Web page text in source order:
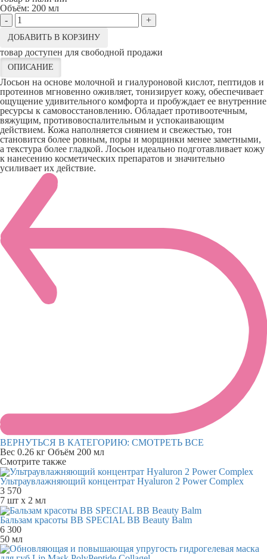
Объём: 200 мл
-
+
ДОБАВИТЬ В КОРЗИНУ
товар доступен для свободной продажи
ОПИСАНИЕ
Лосьон на основе молочной и гиалуроновой кислот, пептидов и
протеинов мгновенно оживляет, тонизирует кожу, обеспечивает
ощущение удивительного комфорта и пробуждает ее внутренние
ресурсы к самовосстановлению. Обладает противоотечным,
вяжущим, противовоспалительным и успокаивающим
действием. Кожа наполняется сиянием и свежестью, тон
становится более ровным, поры и морщинки менее заметными,
а текстура более гладкой. Лосьон идеально подготавливает кожу
к нанесению косметических препаратов и значительно
усиливает их действие.
ВЕРНУТЬСЯ В КАТЕГОРИЮ: СМОТРЕТЬ ВСЕ
Вес 0.26 кг Объём 200 мл
Смотрите также
Ультраувлажняющий концентрат Hyaluron 2 Power Complex
3 570
7 шт х 2 мл
Бальзам красоты ВВ SPECIAL BB Beauty Balm
6 300
50 мл